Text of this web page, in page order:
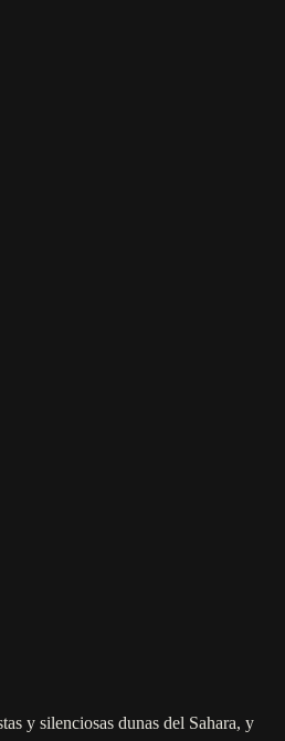
y silenciosas dunas del Sahara, y